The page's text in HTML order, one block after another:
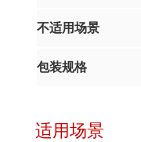
不适用场景
包装规格
适用场景